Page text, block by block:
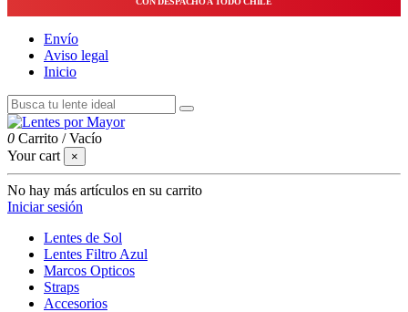
Envío
Aviso legal
Inicio
0 Carrito /Vacío
Your cart
×
No hay más artículos en su carrito
Iniciar sesión
Lentes de Sol
Lentes Filtro Azul
Marcos Opticos
Straps
Accesorios